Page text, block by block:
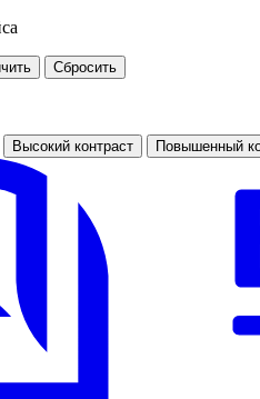
Сбросить
Высокий контраст Повышенный